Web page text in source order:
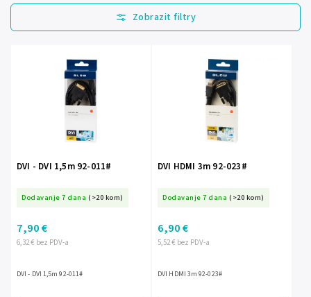
Najprodavanije
Najjeftinije
Abecedno
DVI - DVI 1,5m 92-011#
Dodavanje 7 dana (>20 kom)
6,32 € bez PDV-a
7,90 €
DVI - DVI 1,5m 92-011#
DVI HDMI 3m 92-023#
Dodavanje 7 dana (>20 kom)
5,52 € bez PDV-a
6,90 €
DVI HDMI 3m 92-023#